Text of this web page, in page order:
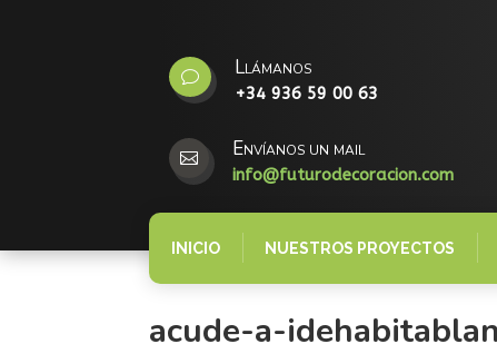
v Llámanos
+34 936 59 00 63
 Envíanos un mail
info@futurodecoracion.com
INICIO NUESTROS PROYECTOS
acude-a-